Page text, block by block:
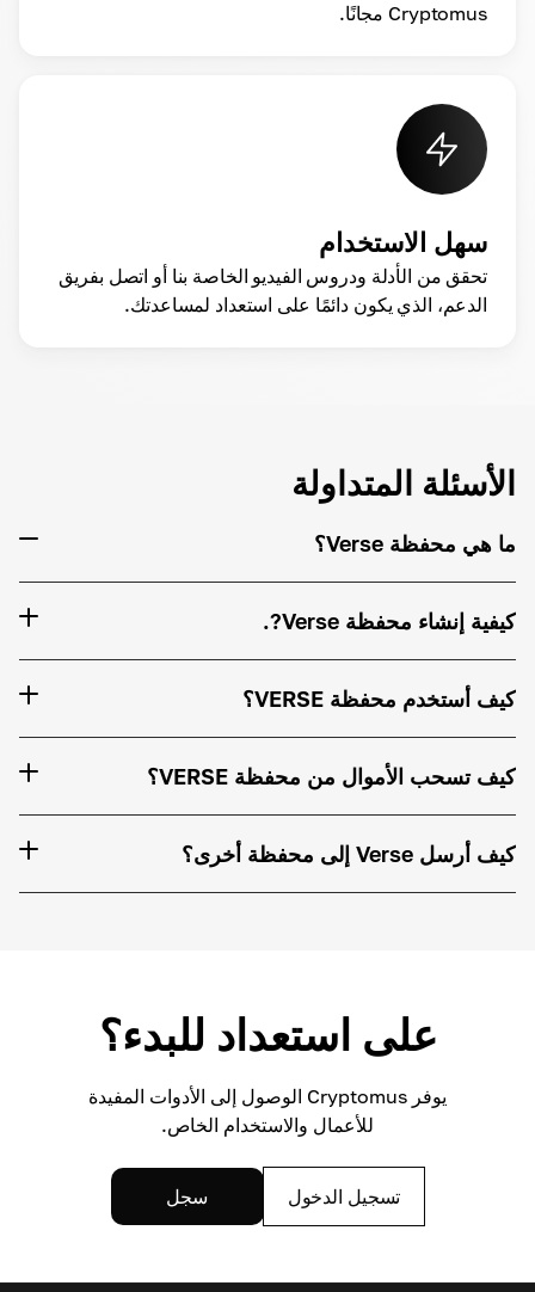
Cryptomus مجانًا.
سهل الاستخدام
تحقق من الأدلة ودروس الفيديو الخاصة بنا أو اتصل بفريق
الدعم، الذي يكون دائمًا على استعداد لمساعدتك.
الأسئلة المتداولة
ما هي محفظة Verse؟
كيفية إنشاء محفظة Verse?.
كيف أستخدم محفظة VERSE؟
كيف تسحب الأموال من محفظة VERSE؟
كيف أرسل Verse إلى محفظة أخرى؟
على استعداد للبدء؟
يوفر Cryptomus الوصول إلى الأدوات المفيدة
للأعمال والاستخدام الخاص.
تسجيل الدخول سجل